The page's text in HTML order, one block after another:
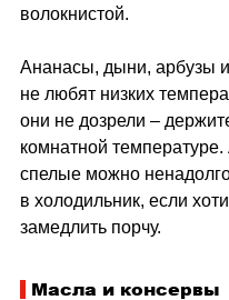
волокнистой.
Ананасы, дыни, арбузы
не любят низких
они не дозрели –
комнатной
спелые можно
в холодильник, если
замедлить порчу.
Масла и консервы